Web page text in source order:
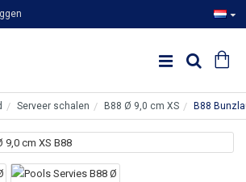
Serveer schalen B88 Ø 9,0 cm XS B88